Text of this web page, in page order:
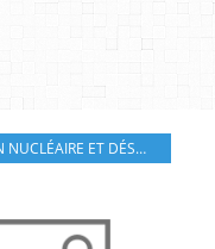
PROLIFÉRATION NUCLÉAIRE ET DÉSARMEMENT STRATÉGIQUE